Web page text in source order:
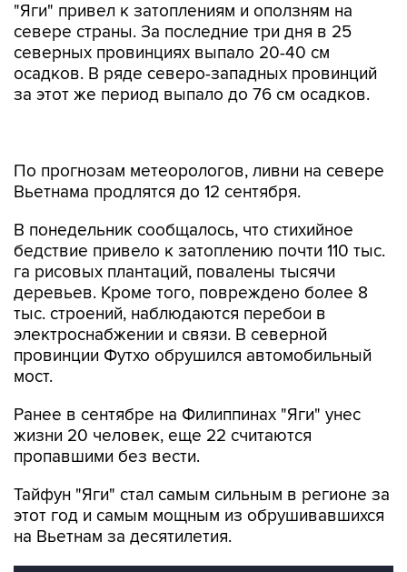
"Яги" привел к затоплениям и оползням на
севере страны. За последние три дня в 25
северных провинциях выпало 20-40 см
осадков. В ряде северо-западных провинций
за этот же период выпало до 76 см осадков.
В понедельник сообщалось, что стихийное
га рисовых плантаций, повалены тысячи
деревьев. Кроме того, повреждено более 8
тыс. строений, наблюдаются перебои в
электроснабжении и связи. В северной
провинции Футхо обрушился автомобильный
мост.
Ранее в сентябре на Филиппинах "Яги" унес
пропавшими без вести.
Тайфун "Яги" стал самым сильным в регионе за
на Вьетнам за десятилетия.
Последствия тайфуна во